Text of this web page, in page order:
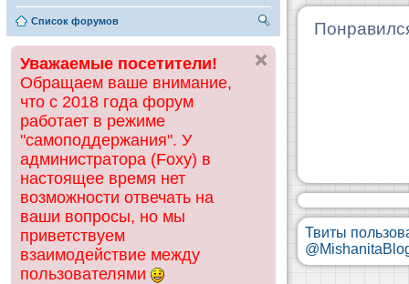
Список форумов
ск
Уважаемые посетители!
Обращаем ваше внимание,
что с 2018 года форум
работает в режиме
"самоподдержания". У
администратора (Foxy) в
настоящее время нет
возможности отвечать на
ваши вопросы, но мы
приветствуем
взаимодействие между
пользователями
Твиты